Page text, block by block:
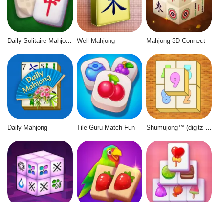
Well Mahjong Mahjong 3D Connect
Daily Mahjong Tile Guru Match Fun